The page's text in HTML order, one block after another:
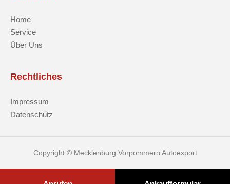
Home
Service
Über Uns
Rechtliches
Impressum
Datenschutz
Copyright © Mecklenburg Vorpommern Autoexport